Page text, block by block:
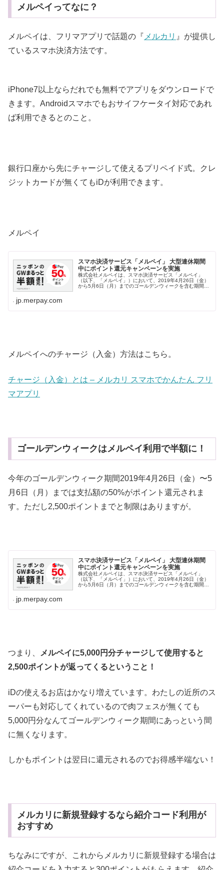
メルペイってなに？
メルペイは、フリマアプリで話題の『 メルカリ 』が提供し
ているスマホ決済方法です。
iPhone7以上ならだれでも無料でアプリをダウンロードで
きます。Androidスマホでもおサイフケータイ対応であれ
ば利用できるとのこと。
銀行口座から先にチャージして使えるプリペイド式。クレ
ジットカードが無くてもiDが利用できます。
メルペイ
スマホ決済サービス「メルペイ」 大型連休期間
中にポイント還元キャンペーンを実施
株式会社メルペイは、スマホ決済サービス「メルペイ」
（以下、「メルペイ」）において、2019年4月26日（金）
から5月6日（月）までのゴールデンウィークを含む期間中
jp.merpay.com
メルペイへのチャージ（入金）方法はこちら。
チャージ（入金）とは – メルカリ スマホでかんたん フリ
マアプリ
ゴールデンウィークはメルペイ利用で半額に！
今年のゴールデンウィーク期間2019年4月26日（金）〜5
月6日（月）までは支払額の50%がポイント還元されま
す。ただし2,500ポイントまでと制限はありますが。
スマホ決済サービス「メルペイ」 大型連休期間
中にポイント還元キャンペーンを実施
株式会社メルペイは、スマホ決済サービス「メルペイ」
（以下、「メルペイ」）において、2019年4月26日（金）
から5月6日（月）までのゴールデンウィークを含む期間中
jp.merpay.com
つまり、 メルペイに5,000円分チャージして使用すると
2,500ポイントが返ってくるということ！
iDの使えるお店はかなり増えています。わたしの近所のス
ーパーも対応してくれているので肉フェスが無くても
5,000円分なんてゴールデンウィーク期間にあっという間
に無くなります。
しかもポイントは翌日に還元されるのでお得感半端ない！
メルカリに新規登録するなら紹介コード利用が
おすすめ
ちなみにですが、これからメルカリに新規登録する場合は